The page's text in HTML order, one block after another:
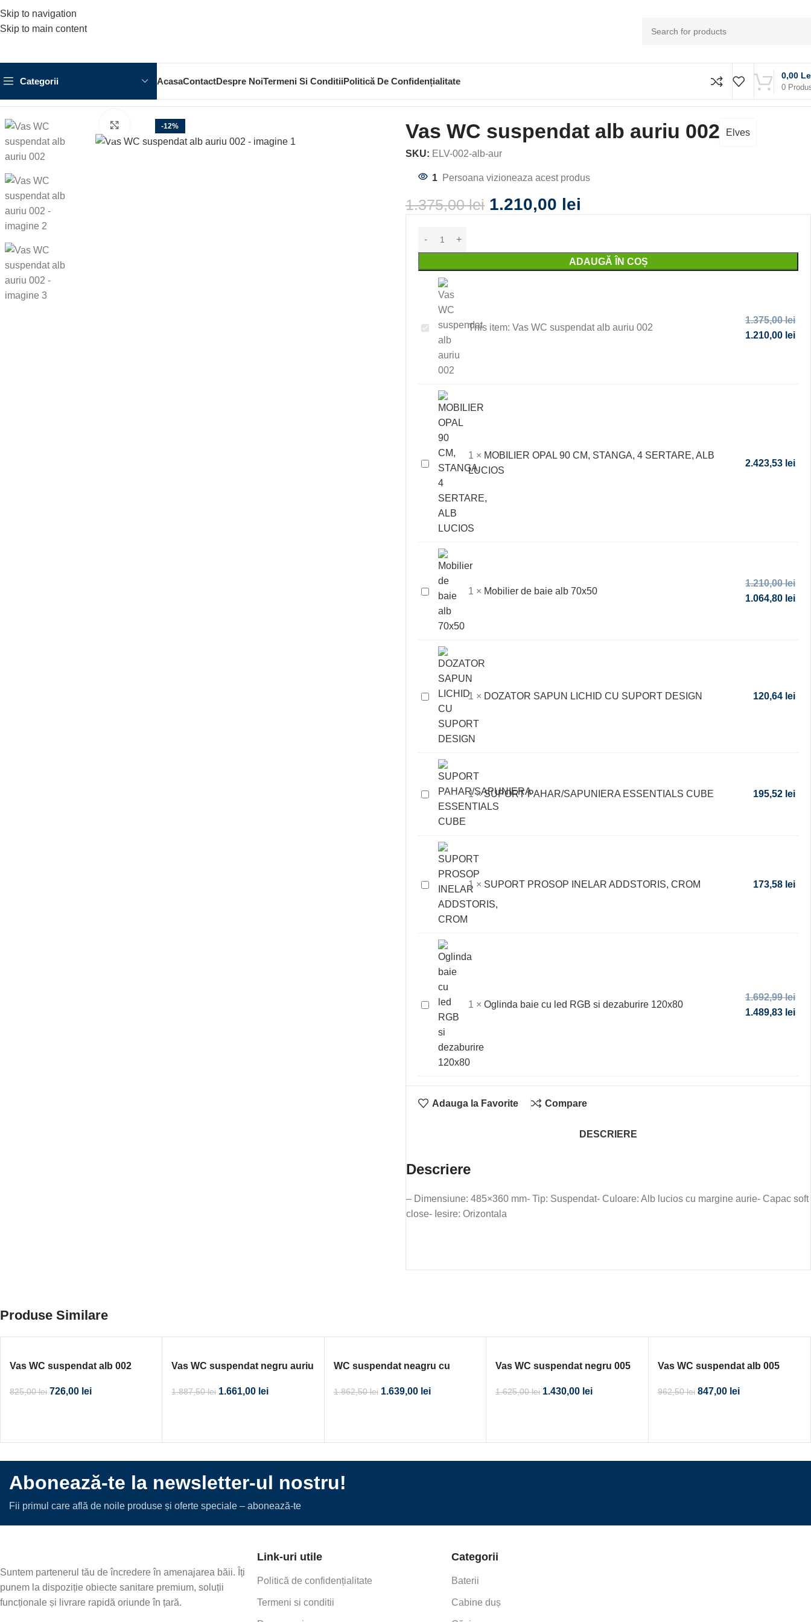
Skip to navigation
Skip to main content
Categorii AcasaContactDespre NoiTermeni Si ConditiiPolitică De Confidențialitate
0
0,00
-12%
Click to enlarge Vas WC suspendat alb auriu 002 Elves
SKU: ELV-002-alb-aur
1 Persoana vizioneaza acest produs
1.375,00lei 1.210,00 lei
ADAUGĂ ÎN COȘ
Vas
suspendat
auriu
This item: Vas WC suspendat alb auriu 002
1.375,00lei
1.210,00 lei
MOBILIER
OPAL
STANGA,
SERTARE,
ALB
LUCIOS
1 × MOBILIER OPAL 90 CM, STANGA, 4 SERTARE, ALB
LUCIOS
2.423,53 lei
Mobilier
baie
70x50
1 × Mobilier de baie alb 70x50
1.210,00lei
1.064,80 lei
DOZATOR
SAPUN
LICHID
SUPORT
DESIGN
1 × DOZATOR SAPUN LICHID CU SUPORT DESIGN 120,64 lei
SUPORT
PAHAR/SAPUNIERA
ESSENTIALS
CUBE
1×SUPORT PAHAR/SAPUNIERA ESSENTIALS CUBE 195,52 lei
SUPORT
PROSOP
INELAR
CROM
1 × SUPORT PROSOP INELAR ADDSTORIS, CROM 173,58 lei
Oglinda
baie
RGB
si
120x80
1 × Oglinda baie cu led RGB si dezaburire 120x80
1.692,99lei
1.489,83 lei
Adauga la Favorite Compare
DESCRIERE
Descriere
– Dimensiune: 485×360 mm- Tip: Suspendat- Culoare: Alb lucios cu margine aurie- Capac soft
close- Iesire: Orizontala
Produse Similare
Vas WC suspendat alb 002
825,00lei 726,00 lei
Vas WC suspendat negru auriu
1.887,50lei 1.661,00 lei
WC suspendat neagru cu
1.862,50lei 1.639,00 lei
Vas WC suspendat negru 005
1.625,00lei 1.430,00 lei
Vas WC suspendat alb 005
962,50lei 847,00 lei
Abonează-te la newsletter-ul nostru!
Fii primul care află de noile produse și oferte speciale – abonează-te
Suntem partenerul tău de încredere în amenajarea băii. Îți
punem la dispoziție obiecte sanitare premium, soluții
funcționale și livrare rapidă oriunde în țară.
Link-uri utile
Politică de confidențialitate
Termeni si conditii
Categorii
Baterii
Cabine duș